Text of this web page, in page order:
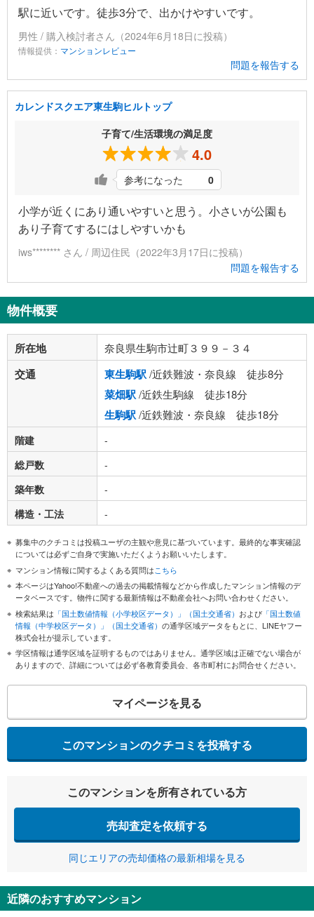
駅に近いです。徒歩3分で、出かけやすいです。
男性 / 購入検討者さん（2024年6月18日に投稿）
情報提供： マンションレビュー
問題を報告する
カレンドスクエア東生駒ヒルトップ
子育て/生活環境の満足度
4.0
参考になった 0
小学が近くにあり通いやすいと思う。小さいが公園も
あり子育てするにはしやすいかも
iws******** さん / 周辺住民（2022年3月17日に投稿）
問題を報告する
物件概要
所在地 奈良県生駒市辻町３９９－３４
交通 東生駒駅/近鉄難波・奈良線 徒歩8分
菜畑駅/近鉄生駒線 徒歩18分
生駒駅/近鉄難波・奈良線 徒歩18分
階建
-
総戸数
-
築年数
-
構造・工法
-
募集中のクチコミは投稿ユーザの主観や意見に基づいています。最終的な事実確認
については必ずご自身で実施いただくようお願いいたします。
マンション情報に関するよくある質問はこちら
本ページはYahoo!不動産への過去の掲載情報などから作成したマンション情報のデ
ータベースです。物件に関する最新情報は不動産会社へお問い合わせください。
検索結果は 「国土数値情報（小学校区データ）」（国土交通省） および 「国土数値
情報（中学校区データ）」（国土交通省） の通学区域データをもとに、LINEヤフー
株式会社が提示しています。
学区情報は通学区域を証明するものではありません。通学区域は正確でない場合が
ありますので、詳細については必ず各教育委員会、各市町村にお問合せください。
マイページを見る
このマンションのクチコミを投稿する
このマンションを所有されている方
売却査定を依頼する
同じエリアの売却価格の最新相場を見る
近隣のおすすめマンション